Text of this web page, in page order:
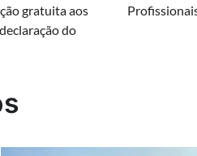
gratuita aos
do